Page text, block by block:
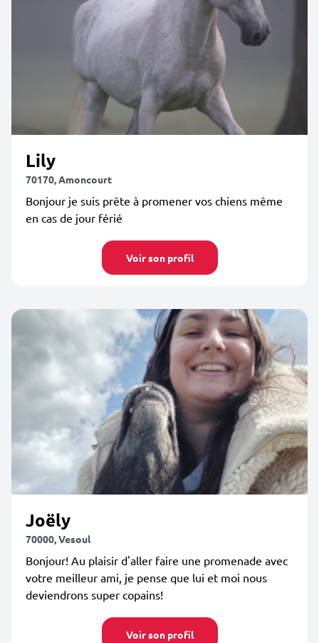
Lily
70170, Amoncourt
Bonjour je suis prête à promener vos chiens même
en cas de jour férié
Voir son profil
Joëly
70000, Vesoul
Bonjour! Au plaisir d'aller faire une promenade avec
votre meilleur ami, je pense que lui et moi nous
deviendrons super copains!
Voir son profil